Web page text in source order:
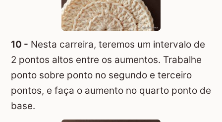
10 - Nesta carreira, teremos um intervalo de
2 pontos altos entre os aumentos. Trabalhe
ponto sobre ponto no segundo e terceiro
pontos, e faça o aumento no quarto ponto de
base.